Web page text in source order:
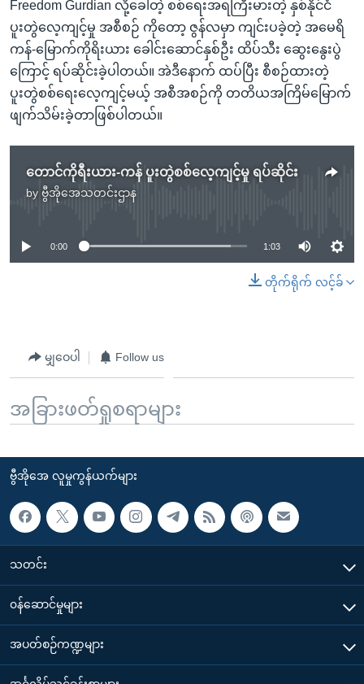
Freedom Gurdian လို့ခေါ်တဲ့ စစ်ရေးအရကြီးမားတဲ့ နှစ်နိုင်ငံ
ပူးတွဲလေ့ကျင့်မှု အစီစဉ် ကိုတော့ ဇွန်လမှာ ကျင်းပခဲ့တဲ့ အမေရိ
ကန်-မြောက်ကိုရိးယား ခေါင်းဆောင်နှစ်ဦး ထိပ်သီး ဆွေးနွေးပွဲ
ကြောင့် ရပ်ဆိုင်းခဲ့ပါတယ်။ အဲဒီနောက် ထပ်ပြီး စီစဉ်ထားတဲ့
ပူးတွဲစစ်ရေးလေ့ကျင့်မယ့် အစီအစဉ်ကို တတိယအကြိမ်မြောက်
ဖျက်သိမ်းခဲ့တာဖြစ်ပါတယ်။
တောင်ကိုရီးယား-ကန် ပူးတွဲစစ်လေ့ကျင့်မှု ရပ်ဆိုင်း
by ဗွီအိုအေသတင်းဌာန
No media source currently available
0:00 1:03
တိုက်ရိုက် လင့်ခ်
မျှဝေပါ Follow us
အခြားဖတ်ရှုစရာများ
ဗွီအိုအေ လူမှုကွန်ယက်များ
သတင်း
၀န်ဆောင်မှုများ
အပတ်စဉ်ကဏ္ဍများ